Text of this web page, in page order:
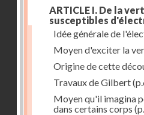
ARTICLE I. De la
susceptibles
Idée générale de
Moyen d'exciter la
Origine de cette
Travaux de Gilbert
Moyen qu'il imagina
dans certains corps